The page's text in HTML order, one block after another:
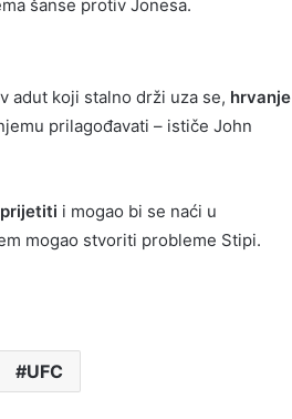
šanse protiv Jonesa.
adut koji stalno drži uza se, hrvanje
prilagođavati – ističe John
prijetiti i mogao bi se naći u
mogao stvoriti probleme Stipi.
UFC